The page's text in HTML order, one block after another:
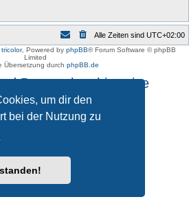
um dir den
bei der Nutzung zu
Alle Zeiten sind UTC+02:00
, Powered by phpBB® Forum Software © phpBB
Limited
Übersetzung durch phpBB.de
Datenschutzhinweise